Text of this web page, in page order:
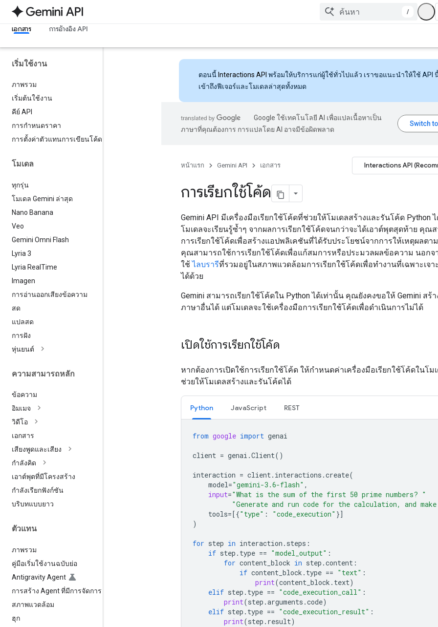
/
เอกสาร การอ้างอิง API
เริ่มใช้งาน
ภาพรวม
เริ่มต้นใช้งาน
คีย์ API
การกำหนดราคา
การตั้งค่าตัวแทนการเขียนโค้ด
โมเดล
ทุกรุ่น
โมเดล Gemini ล่าสุด
Nano Banana
Veo
Gemini Omni Flash
Lyria 3
Lyria Real Time
Imagen
การอ่านออกเสียงข้อความ
สด
แปลสด
การฝัง
หุ่นยนต์
ความสามารถหลัก
ข้อความ
อิมเมจ
วิดีโอ
เอกสาร
เสียงพูดและเสียง
กำลังคิด
เอาต์พุตที่มีโครงสร้าง
กำลังเรียกฟังก์ชัน
บริบทแบบยาว
ตัวแทน
ภาพรวม
คู่มือเริ่มใช้งานฉบับย่อ
Antigravity Agent
การสร้าง Agent ที่มีการจัดการ
สภาพแวดล้อม
ฮุก
ตอนนี้ Interactions API พร้อมให้บริการแก่ผู้ใช้ทั่วไปแล้ว เราขอแนะนำให้ใช้ API
เข้าถึงฟีเจอร์และโมเดลล่าสุดทั้งหมด
Google ใช้เทคโนโลยี AI เพื่อแปลเนื้อหาเป็น
ภาษาที่คุณต้องการ การแปลโดย AI อาจมีข้อผิดพลาด
หน้าแรก Gemini API เอกสาร Interactions API
การเรียกใช้โค้ด
Gemini API มีเครื่องมือเรียกใช้โค้ดที่ช่วยให้โมเดลสร้างและรันโค้ด Python
โมเดลจะเรียนรู้ซ้ำๆ จากผลการเรียกใช้โค้ดจนกว่าจะได้เอาต์พุตสุดท้าย คุณ
การเรียกใช้โค้ดเพื่อสร้างแอปพลิเคชันที่ได้รับประโยชน์จากการให้เหตุผลตา
คุณสามารถใช้การเรียกใช้โค้ดเพื่อแก้สมการหรือประมวลผลข้อความ นอก
ใช้ไลบรารีที่รวมอยู่ในสภาพแวดล้อมการเรียกใช้โค้ดเพื่อทำงานที่เฉพาะเจ
ได้ด้วย
Gemini สามารถเรียกใช้โค้ดใน Python ได้เท่านั้น คุณยังคงขอให้ Gemini สร้
ภาษาอื่นได้ แต่โมเดลจะใช้เครื่องมือการเรียกใช้โค้ดเพื่อดำเนินการไม่ได้
เปิดใช้การเรียกใช้โค้ด
หากต้องการเปิดใช้การเรียกใช้โค้ด ให้กำหนดค่าเครื่องมือเรียกใช้โค้ดในโม
ช่วยให้โมเดลสร้างและรันโค้ดได้
Python JavaScript REST
from google import genai
client = genai .Client()
interaction = client. interactions .create(
model="gemini-3.6-flash" ,
input="What is the sum of the first 50 prime numbers? "
"Generate and run code for the calculation, and
tools=[{"type" : "code_execution" }]
)
for step in interaction . steps :
if step . type == "model_output" :
for content_block in step .content :
if content_block . type == "text" :
print(content_block . text)
elif step . type == "code_execution_call" :
print(step .arguments .code)
elif step . type == "code_execution_result" :
print(step . result)